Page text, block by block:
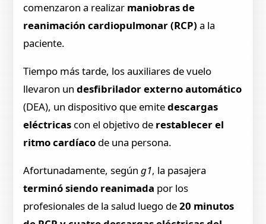
comenzaron a realizar maniobras de
reanimación cardiopulmonar (RCP) a la
paciente.
Tiempo más tarde, los auxiliares de vuelo
llevaron undesfibrilador externo automático
(DEA), un dispositivo que emitedescargas
eléctricas con el objetivo de restablecer el
ritmo cardíaco de una persona.
Afortunadamente, segúng1, la pasajera
terminó siendo reanimada por los
profesionales de la salud luego de20 minutos